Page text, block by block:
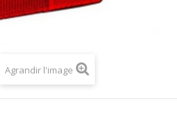
Agrandir l'image